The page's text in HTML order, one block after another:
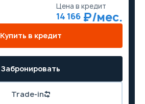
Цена в кредит
14 166
Купить в кредит
Trade-in
Забронировать